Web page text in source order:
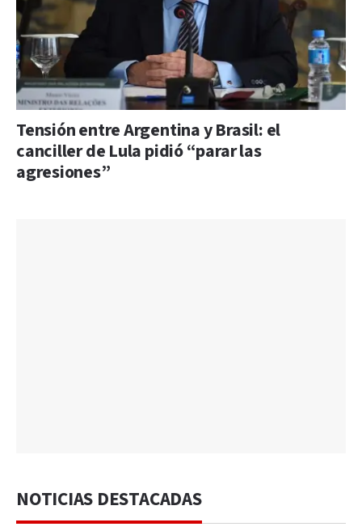
Tensión entre Argentina y Brasil: el
canciller de Lula pidió “parar las
agresiones”
NOTICIAS DESTACADAS